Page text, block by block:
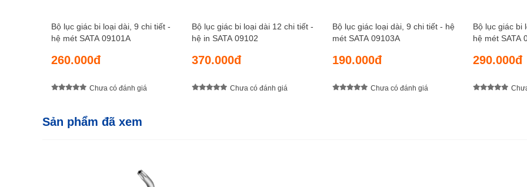
Bộ lục giác bi loại dài, 9 chi tiết -
hệ mét SATA 09101A
260.000đ
Chưa có đánh giá
Bộ lục giác bi loại dài 12 chi tiết -
hệ in SATA 09102
370.000đ
Chưa có đánh giá
Bộ lục giác loại dài, 9 chi tiết - hệ
mét SATA 09103A
190.000đ
Chưa có đánh giá
Bộ lục giác bi
hệ mét SATA
290.000đ
Sản phẩm đã xem